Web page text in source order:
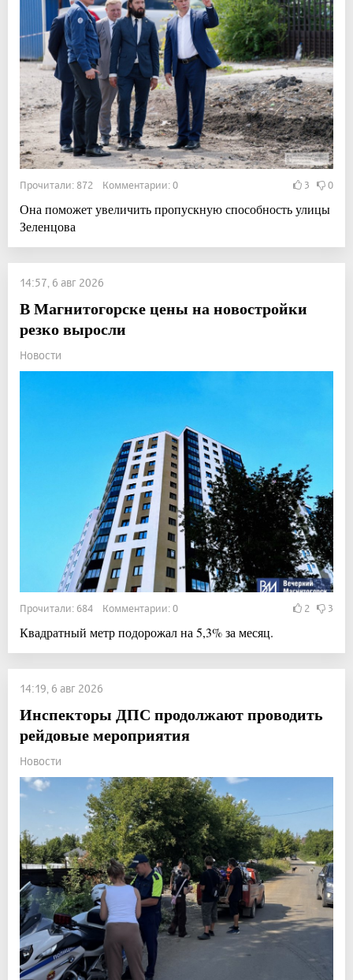
Прочитали: 872 Комментарии: 0 3 0
Она поможет увеличить пропускную способность улицы
Зеленцова
14:57, 6 авг 2026
В Магнитогорске цены на новостройки
резко выросли
Новости
Прочитали: 684 Комментарии: 0 2 3
Квадратный метр подорожал на 5,3% за месяц.
14:19, 6 авг 2026
Инспекторы ДПС продолжают проводить
рейдовые мероприятия
Новости